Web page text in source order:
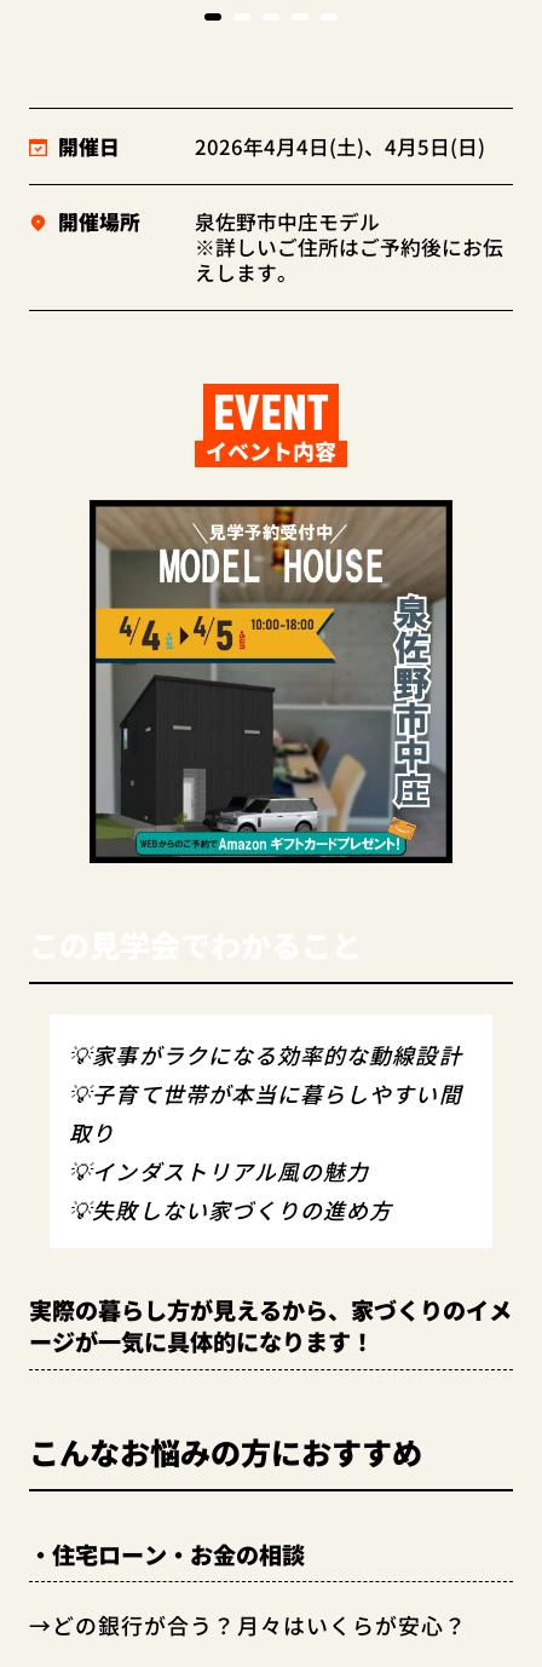
開催日 2026年4月4日(土)、4月5日(日)
開催場所
泉佐野市中庄モデル
※詳しいご住所はご予約後にお伝
えします。
EVENT
イベント内容
💡家事がラクになる効率的な動線設計
💡子育て世帯が本当に暮らしやすい間
取り
💡インダストリアル風の魅力
💡失敗しない家づくりの進め方
実際の暮らし方が見えるから、家づくりのイメ
ージが一気に具体的になります！
こんなお悩みの方におすすめ
・住宅ローン・お金の相談
→どの銀行が合う？月々はいくらが安心？